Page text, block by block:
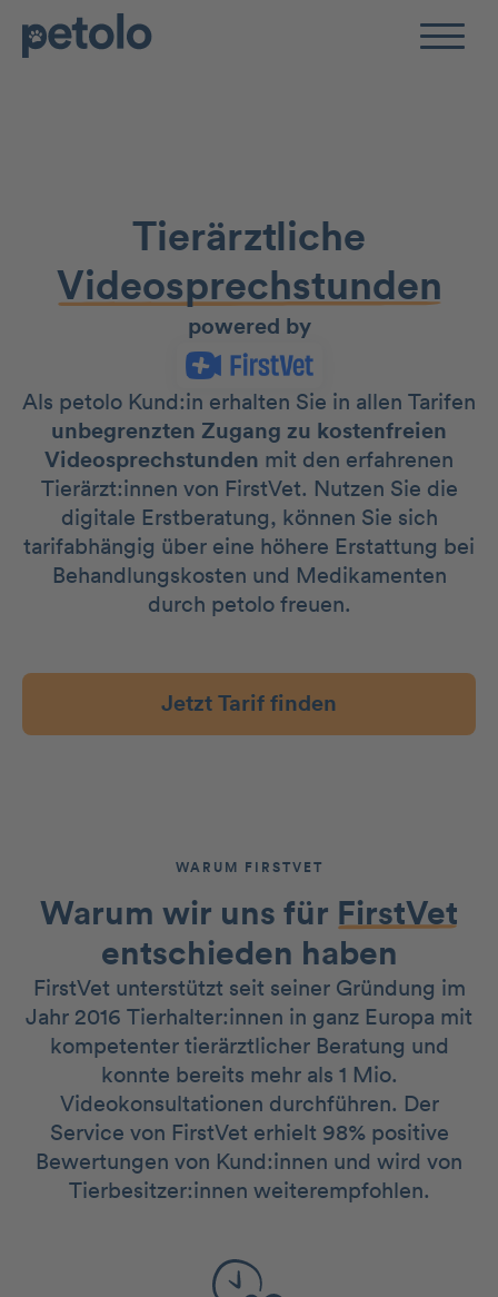
Tierärztliche
Video­­sprech­stunden
powered by
Als petolo Kund:in erhalten Sie in allen Tarifen
un­be­grenzten Zugang zu kosten­freien
Video­sprech­stunden mit den erfahrenen
Tierärzt:innen von FirstVet. Nutzen Sie die
digitale Erstberatung, können Sie sich
tarifabhängig über eine höhere Erstattung bei
Behandlungskosten und Medikamenten
durch petolo freuen.
Jetzt Tarif finden
WARUM FIRSTVET
Warum wir uns für FirstVet
entschieden haben
FirstVet unterstützt seit seiner Gründung im
Jahr 2016 Tierhalter:innen in ganz Europa mit
kompetenter tierärztlicher Beratung und
konnte bereits mehr als 1 Mio.
Videokonsultationen durchführen. Der
Service von FirstVet erhielt 98% positive
Bewertungen von Kund:innen und wird von
Tierbesitzer:innen weiterempfohlen.